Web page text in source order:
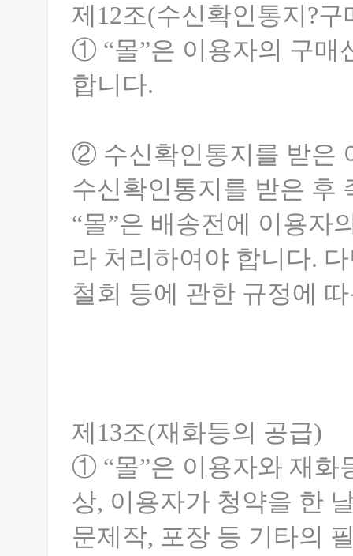
제12조(수신확인통지?
① “몰”은 이용자의 구매
합니다.
② 수신확인통지를 받은
수신확인통지를 받은 후
“몰”은 배송전에 이용자
라 처리하여야 합니다.
철회 등에 관한 규정에
제13조(재화등의 공급)
① “몰”은 이용자와 재화
상, 이용자가 청약을 한
문제작, 포장 등 기타의